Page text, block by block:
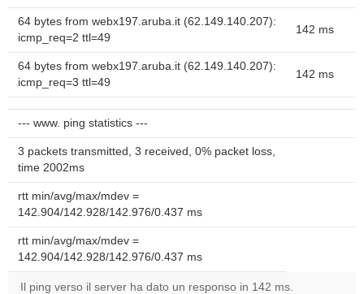
64 bytes from webx197.aruba.it (62.149.140.207):
icmp_req=2 ttl=49
142 ms
64 bytes from webx197.aruba.it (62.149.140.207):
icmp_req=3 ttl=49
142 ms
--- www. ping statistics ---
3 packets transmitted, 3 received, 0% packet loss,
time 2002ms
rtt min/avg/max/mdev =
142.904/142.928/142.976/0.437 ms
rtt min/avg/max/mdev =
142.904/142.928/142.976/0.437 ms
Il ping verso il server ha dato un responso in 142 ms.